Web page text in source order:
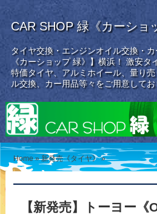
CAR SHOP 緑《カーショ
タイヤ交換・エンジンオイル交換・
《カーショップ 緑》】横浜！ 激安
特価タイヤ、アルミホイール、量り
ル交換、カー用品等々をご用意してお
Home »新発売《タイヤ》 »
【新発売】トーヨー《